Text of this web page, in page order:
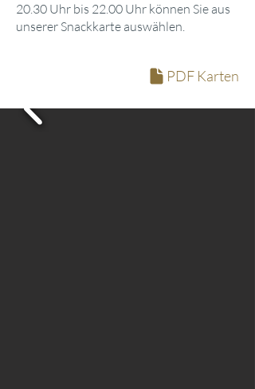
20.30 Uhr bis 22.00 Uhr können Sie aus
unserer Snackkarte auswählen.
PDF Karten